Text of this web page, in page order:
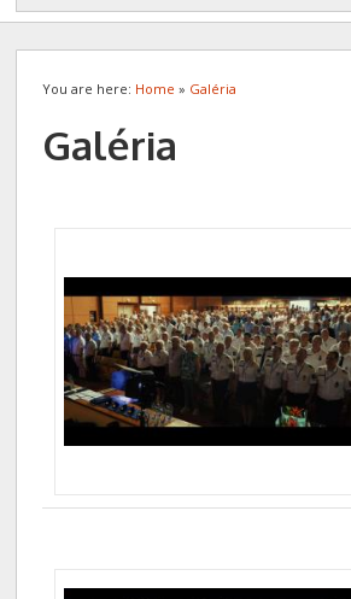
You are here: Home » Galéria
Galéria